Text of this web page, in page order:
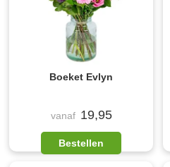
Boeket Evlyn
vanaf 19,95
Bestellen